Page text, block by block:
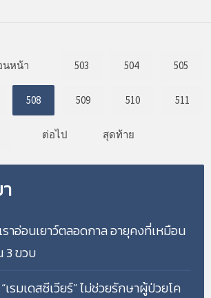
นหน้า 503 504 505
508 509 510 511
ต่อไป สุดท้าย
าอ่อนเยาว์ตลอดกาล อายุคงที่เหมือน
3 ขวบ
เรมเดสซีเวียร์” ไม่ช่วยรักษาผู้ป่วยโค